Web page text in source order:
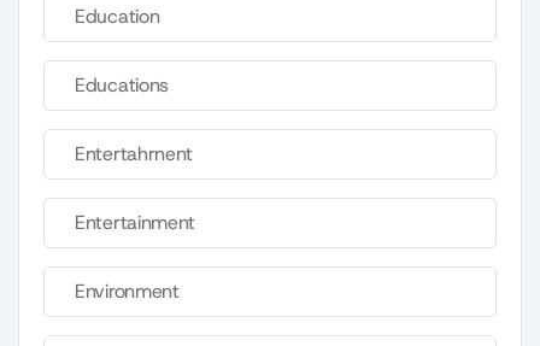
Education
Educations
Entertahrnent
Entertainment
Environment